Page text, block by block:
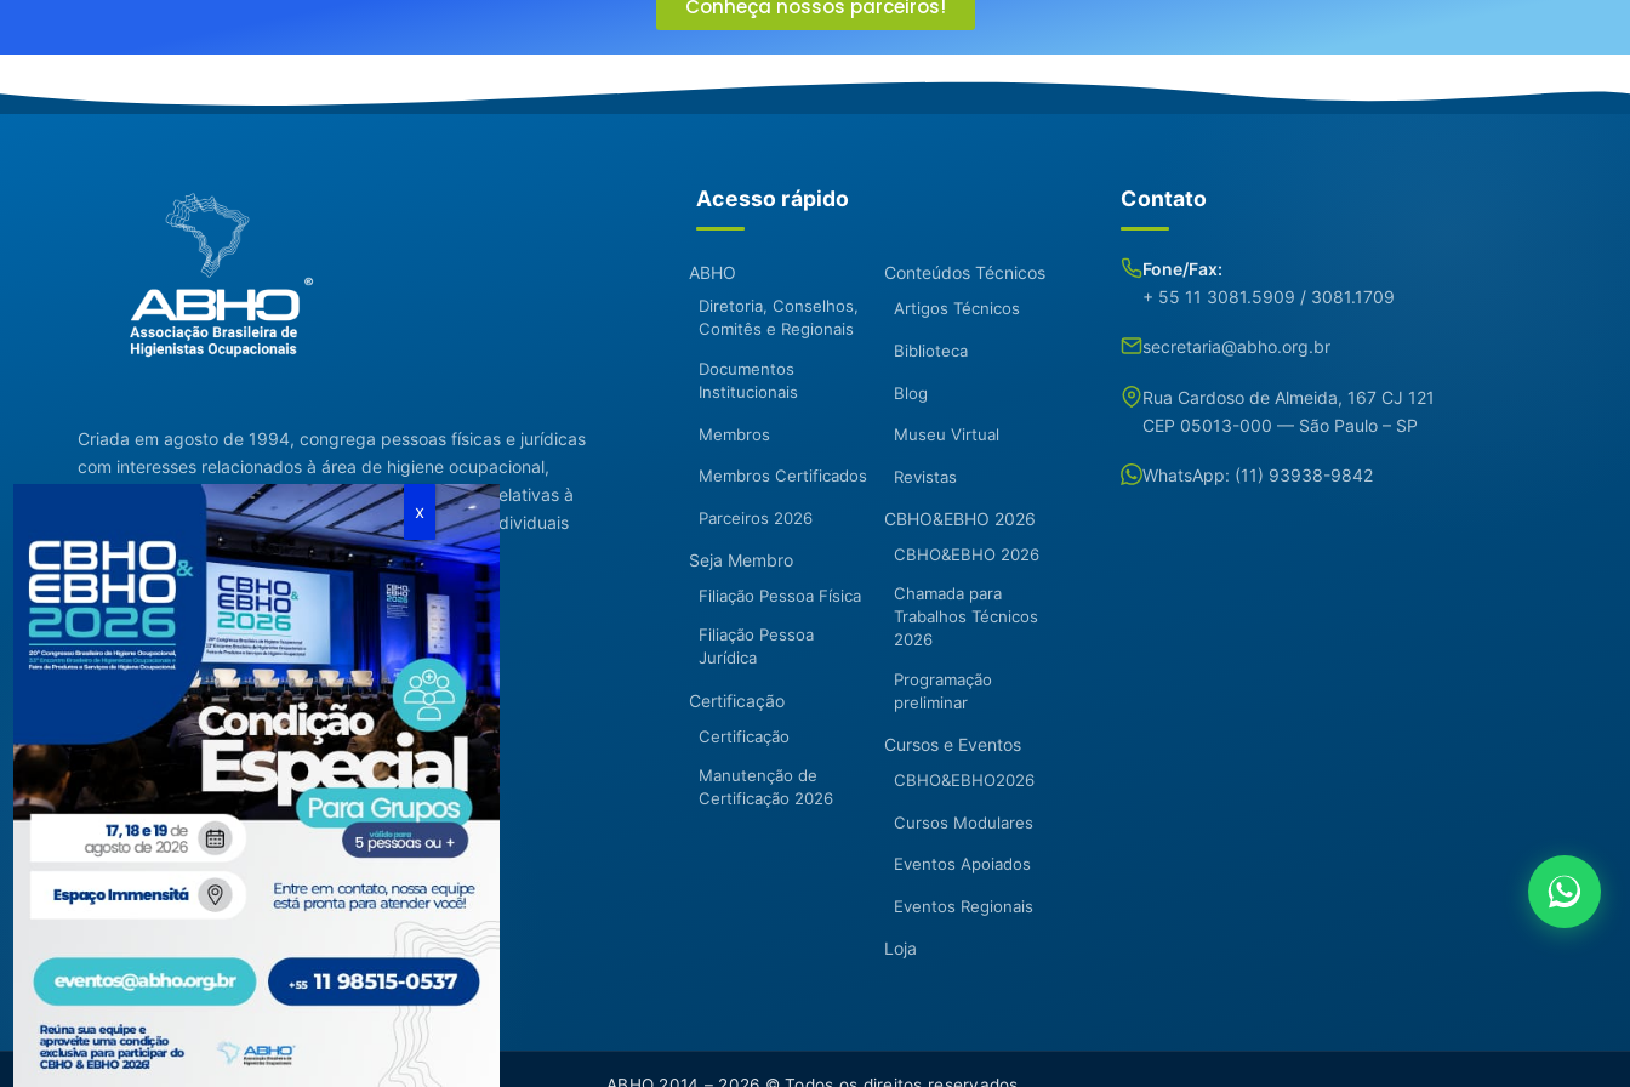
Conheça nossos parceiros!
Criada em agosto de 1994, congrega pessoas físicas e jurídicas
com interesses relacionados à área de higiene ocupacional,
tendo sido constituída para fins de estudos e ações relativas à
higiene ocupacional e representação de interesses individuais
ou coletivos dos higienistas.
Acompanhe-nos em nossas redes sociais!
Acesso rápido
ABHO
Diretoria, Conselhos,
Comitês e Regionais
Documentos
Institucionais
Membros
Membros Certificados
Parceiros 2026
Seja Membro
Filiação Pessoa Física
Filiação Pessoa
Jurídica
Certificação
Certificação
Manutenção de
Certificação 2026
Conteúdos Técnicos
Artigos Técnicos
Biblioteca
Blog
Museu Virtual
Revistas
CBHO&EBHO 2026
CBHO&EBHO 2026
Chamada para
Trabalhos Técnicos
2026
Programação
preliminar
Cursos e Eventos
CBHO&EBHO2026
Cursos Modulares
Eventos Apoiados
Eventos Regionais
Loja
Contato
Fone/Fax:
+ 55 11 3081.5909 / 3081.1709
secretaria@abho.org.br
Rua Cardoso de Almeida, 167 CJ 121
CEP 05013-000 — São Paulo – SP
WhatsApp: (11) 93938-9842